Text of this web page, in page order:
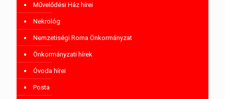
Művelődési Ház hírei
Nekrológ
Nemzetiségi Roma Önkormányzat
Önkormányzati hírek
Óvoda hírei
Posta